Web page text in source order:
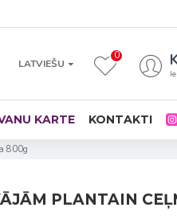
LATVIEŠU
0
KARTE KONTAKTI
800g
PLANTAIN